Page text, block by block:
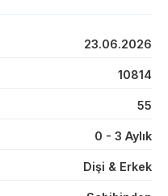
23.06.2026
10814
55
0 - 3 Aylık
Dişi & Erkek